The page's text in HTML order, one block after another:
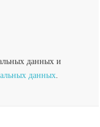
данных и
данных